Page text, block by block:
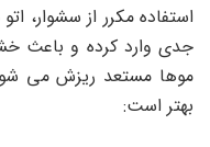
استفاده مکرر از سشوار،
جدی وارد کرده و باعث
موها مستعد ریزش می
بهتر است: